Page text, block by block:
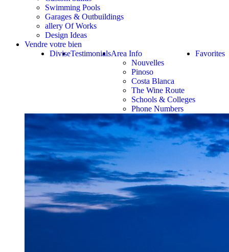
Swimming Pools
Garages & Outbuildings
allery Of Works
Design Ideas
Vendre votre bien
Favorites
Area Info
Nouvelles
Pinoso
Costa Blanca
The Wine Route
Schools & Colleges
Phone Numbers
Testimonials
Divise